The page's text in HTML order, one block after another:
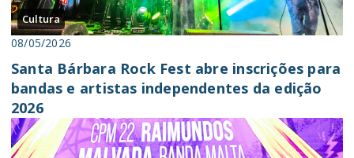
Cultura
08/05/2026
Santa Bárbara Rock Fest abre inscrições para
bandas e artistas independentes da edição
2026